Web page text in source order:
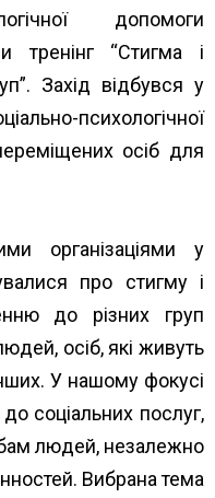
допомоги
тренінг “Стигма і
Захід відбувся у
психологічної
осіб для
організаціями у
про стигму і
до різних груп
осіб, які живуть
У нашому фокусі
соціальних послуг,
людей, незалежно
Вибрана тема